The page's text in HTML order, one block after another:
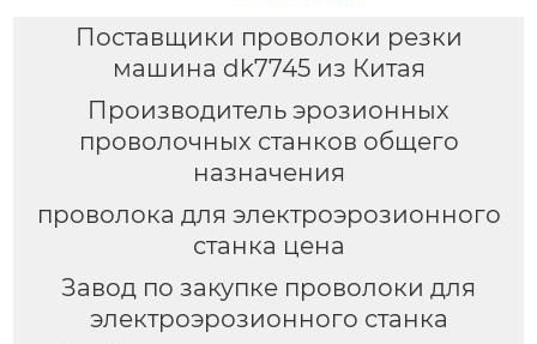
Поставщики проволоки резки
машина dk7745 из Китая
Производитель эрозионных
проволочных станков общего
назначения
проволока для электроэрозионного
станка цена
Завод по закупке проволоки для
электроэрозионного станка